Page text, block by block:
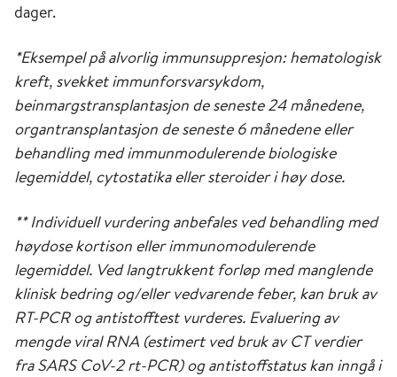
dager.
*Eksempel på alvorlig immunsuppresjon: hematologisk
kreft, svekket immunforsvarsykdom,
beinmargstransplantasjon de seneste 24 månedene,
organtransplantasjon de seneste 6 månedene eller
behandling med immunmodulerende biologiske
legemiddel, cytostatika eller steroider i høy dose.
** Individuell vurdering anbefales ved behandling med
høydose kortison eller immunomodulerende
legemiddel. Ved langtrukkent forløp med manglende
klinisk bedring og/eller vedvarende feber, kan bruk av
RT-PCR og antistofftest vurderes. Evaluering av
mengde viral RNA (estimert ved bruk av CT verdier
fra SARS CoV-2 rt-PCR) og antistoffstatus kan inngå i